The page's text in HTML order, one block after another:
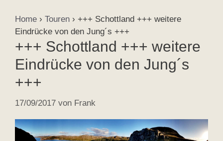
Home › Touren › +++ Schottland +++ weitere
Eindrücke von den Jung´s +++
+++ Schottland +++ weitere
Eindrücke von den Jung´s
+++
17/09/2017 von Frank